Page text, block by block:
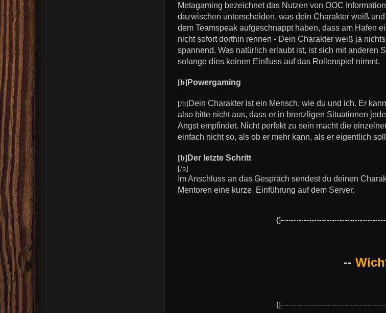
Metagaming bezeichnet das Nutzen von OOC
dazwischen unterscheiden, was dein Charakter weiß
dem Teamspeak aufgeschnappt haben, dass am Hafen
nicht sofort dorthin rennen - Dein Charakter weiß ja
spannend. Was natürlich erlaubt ist, ist sich mit anderen
solange dies keinen Einfluss auf das Rollenspiel nimmt.
[b]Powergaming
[/b] Dein Charakter ist ein Mensch, wie du und ich. Er
also bitte nicht aus, dass er in brenzligen Situationen
Angst empfindet. Nicht perfekt zu sein macht die
einfach nicht so, als ob er mehr kann, als er eigentlich
[b]Der letzte Schritt
[/b]
Im Anschluss an das Gespräch sendest du deinen
Mentoren eine kurze Einführung auf dem Server.
--